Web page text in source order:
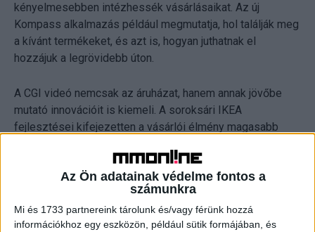
Az Ön adatainak védelme fontos a
számunkra
Mi és 1733 partnereink tárolunk és/vagy férünk hozzá
információkhoz egy eszközön, például sütik formájában, és
kényelmesebben intézhessék vásárlásaikat. Az új
Kompass alkalmazás például megmutatja, hol találják meg
a kívánt termékeket, és azt is, hogyan juthatnak el
hozzájuk a legrövidebb úton.
A CGI videó nemcsak az áruházat, hanem annak jövőbe
mutató innovációit is kiemeli. A soroksári IKEA
fejlesztései kifejezetten a vásárlói élmény magasabb
vizuális falak és az interaktív tervező szoba lehetővé
teszik, hogy a vásárlók előre betáplált IKEA terveket
jelenítsenek meg a falakra vetítve, mindezt valós
méretben.